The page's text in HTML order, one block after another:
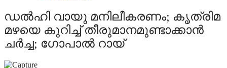
ഡല്‍ഹി വായു മനിലീകരണം; കൃത്രിമ
മഴയെ കുറിച്ച് തീരുമാനമുണ്ടാക്കാന്‍
ചര്‍ച്ച; ഗോപാല്‍ റായ്